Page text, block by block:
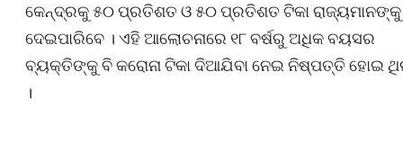
କେନ୍ଦ୍ରକୁ ୫୦ ପ୍ରତିଶତ ଓ ୫୦ ପ୍ରତିଶତ ଟିକା ରାଜ୍ୟମାନଙ୍କୁ
ଦେଇପାରିବେ । ଏହି ଆଲୋଚନାରେ ୧୮ ବର୍ଷରୁ ଅଧିକ ବୟସର
ବ୍ୟକ୍ତିଙ୍କୁ ବି କରୋନା ଟିକା ଦିଆଯିବା ନେଇ ନିଷ୍ପତ୍ତି ହୋଇ
।